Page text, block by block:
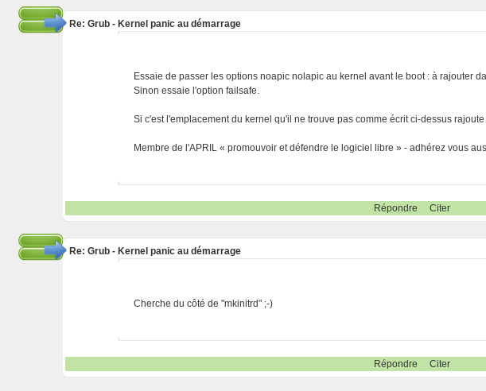
Re: Grub - Kernel panic au démarrage
Essaie de passer les options noapic nolapic au kernel avant le boot : à rajouter
Sinon essaie l'option failsafe.
Si c'est l'emplacement du kernel qu'il ne trouve pas comme écrit ci-dessus
Membre de l'APRIL « promouvoir et défendre le logiciel libre » - adhérez vous
Répondre Citer
Re: Grub - Kernel panic au démarrage
Cherche du côté de "mkinitrd" ;-)
Répondre Citer